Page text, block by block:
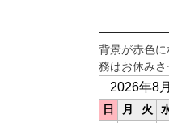
背景が赤色
務はお休みさ
2026年8
日 月 火